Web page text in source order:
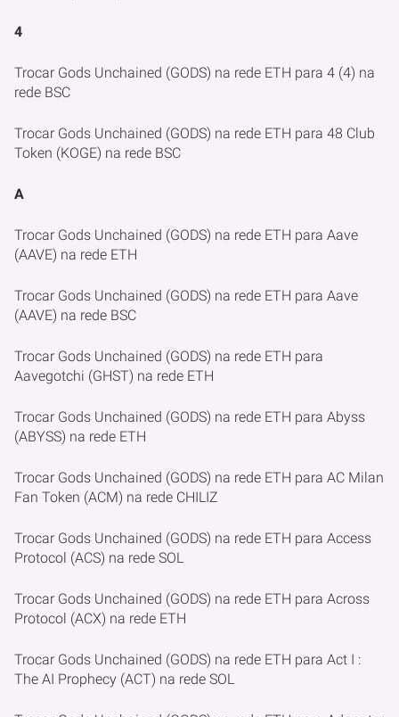
4
Trocar Gods Unchained (GODS) na rede ETH para 4 (4) na
rede BSC
Trocar Gods Unchained (GODS) na rede ETH para 48 Club
Token (KOGE) na rede BSC
A
Trocar Gods Unchained (GODS) na rede ETH para Aave
(AAVE) na rede ETH
Trocar Gods Unchained (GODS) na rede ETH para Aave
(AAVE) na rede BSC
Trocar Gods Unchained (GODS) na rede ETH para
Aavegotchi (GHST) na rede ETH
Trocar Gods Unchained (GODS) na rede ETH para Abyss
(ABYSS) na rede ETH
Trocar Gods Unchained (GODS) na rede ETH para AC Milan
Fan Token (ACM) na rede CHILIZ
Trocar Gods Unchained (GODS) na rede ETH para Access
Protocol (ACS) na rede SOL
Trocar Gods Unchained (GODS) na rede ETH para Across
Protocol (ACX) na rede ETH
Trocar Gods Unchained (GODS) na rede ETH para Act I :
The AI Prophecy (ACT) na rede SOL